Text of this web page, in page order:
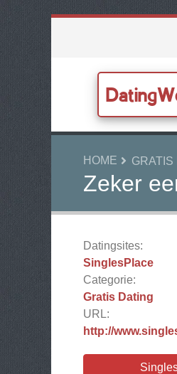
HOME GRATIS
Zeker
Datingsites:
SinglesPlace
Categorie:
Gratis Dating
URL:
http://